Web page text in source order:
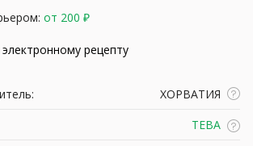
от 200 ₽
рецепту
ХОРВАТИЯ
ТЕВА